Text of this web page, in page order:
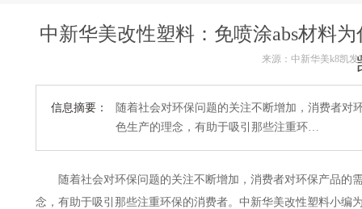
中新华美改性塑料：免喷涂abs材料
来源：中新华美k8凯
信息摘要：
随着社会对环保问题的关注不断增加，消费者对
色生产的理念，有助于吸引那些注重环…
随着社会对环保问题的关注不断增加，消费者对环保产品的
念，有助于吸引那些注重环保的消费者。 中新华美改性塑料小编